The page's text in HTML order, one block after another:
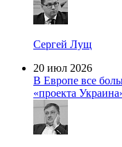
Сергей Лущ
20 июл 2026
В Европе все
«проекта